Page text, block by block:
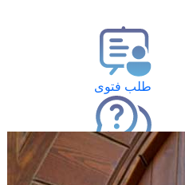
طلب فتوى
استعلام عن فتوى